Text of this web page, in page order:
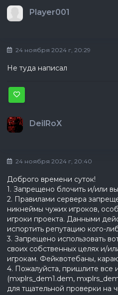
Player001
24 ноября 2024 г, 20:29
Не туда написал
DeilRoX
24 ноября 2024 г, 20:40
Доброго времени суток!
1. Запрещено блочить и/или
2. Правилами сервера
никнеймы чужих игроков,
игроки проекта. Данными
испортить репутацию кого-
3. Запрещено использовать
своих собственных целях и/
игрокам. Фейквотебаны,
4. Пожалуйста, пришлите все
(mxplrs_dem1.dem,
для тщательной проверки на